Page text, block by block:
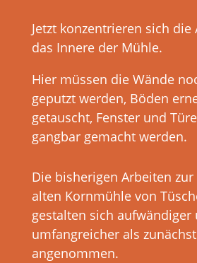
Jetzt konzentrieren sich
das Innere der Mühle.
Hier müssen die Wände
geputzt werden, Böden
getauscht, Fenster und
gangbar gemacht werden.
Die bisherigen Arbeiten
alten Kornmühle von
gestalten sich aufwändiger
umfangreicher als zunächst
angenommen.